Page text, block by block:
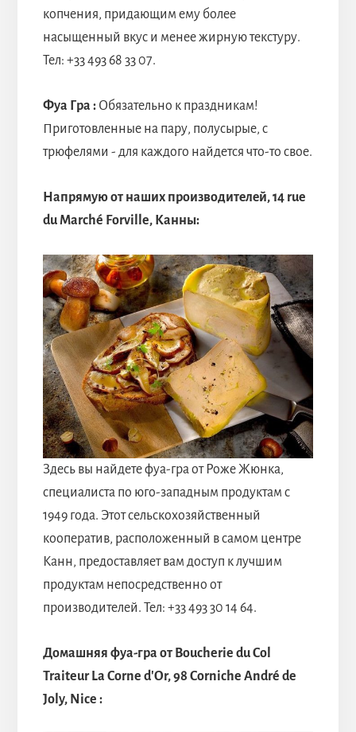
копчения, придающим ему более
насыщенный вкус и менее жирную текстуру.
Тел: +33 493 68 33 07.
Фуа Гра : Обязательно к праздникам!
Приготовленные на пару, полусырые, с
трюфелями - для каждого найдется что-то свое.
Напрямую от наших производителей, 14 rue
du Marché Forville, Канны:
Здесь вы найдете фуа-гра от Роже Жюнка,
специалиста по юго-западным продуктам с
1949 года. Этот сельскохозяйственный
кооператив, расположенный в самом центре
Канн, предоставляет вам доступ к лучшим
продуктам непосредственно от
производителей. Тел: +33 493 30 14 64.
Домашняя фуа-гра от Boucherie du Col
Traiteur La Corne d'Or, 98 Corniche André de
Joly, Nice :